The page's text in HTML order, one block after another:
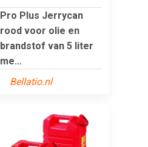
Pro Plus Jerrycan
rood voor olie en
brandstof van 5 liter
me...
Bellatio.nl